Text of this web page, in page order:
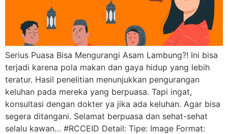
Serius Puasa Bisa Mengurangi Asam Lambung?! Ini bisa
terjadi karena pola makan dan gaya hidup yang lebih
teratur. Hasil penelitian menunjukkan pengurangan
keluhan pada mereka yang berpuasa. Tapi ingat,
konsultasi dengan dokter ya jika ada keluhan. Agar bisa
segera ditangani. Selamat berpuasa dan sehat-sehat
selalu kawan… #RCCEID Detail: Tipe: Image Format: